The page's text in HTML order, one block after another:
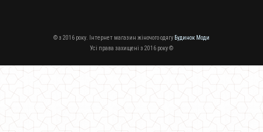
Модна жіноча кофта з прикрасою на шиї
430.00грн.
© з 2016 року. Інтернет магазин жіночого одягу Будинок Моди
Усі права захищені з 2016 року ©